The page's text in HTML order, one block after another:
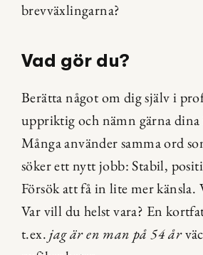
brevväxlingarna?
Vad gör du?
Berätta något om dig själv i
uppriktig och nämn gärna dina
Många använder samma ord
söker ett nytt jobb: Stabil,
Försök att få in lite mer känsla.
Var vill du helst vara? En
t.ex. jag är en man på 54 år